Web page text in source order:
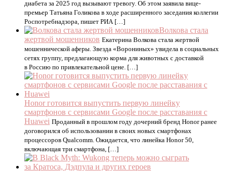
диабета за 2025 год вызывают тревогу. Об этом заявила вице-
премьер Татьяна Голикова в ходе расширенного заседания коллегии
Роспотребнадзора, пишет РИА […]
Волкова стала
жертвой мошенников Екатерина Волкова стала жертвой
мошеннической аферы. Звезда «Ворониных» увидела в социальных
сетях группу, предлагающую корма для животных с доставкой
в Россию по привлекательной цене. […]
Honor готовится выпустить первую линейку
смартфонов с сервисами Google после расставания с
Huawei Проданный в прошлом году дочерний бренд Honor ранее
договорился об использовании в своих новых смартфонах
процессоров Qualcomm. Ожидается, что линейка Honor 50,
включающая три смартфона, […]